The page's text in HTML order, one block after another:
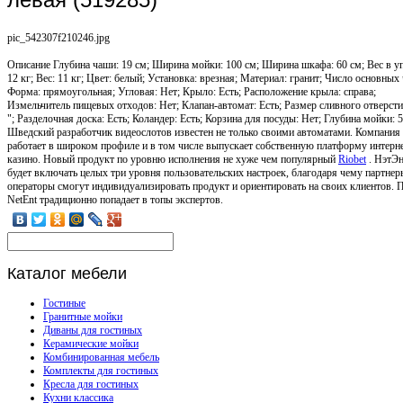
pic_542307f210246.jpg
Описание Глубина чаши: 19 см; Ширина мойки: 100 см; Ширина шкафа: 60 см; Вес в
12 кг; Вес: 11 кг; Цвет: белый; Установка: врезная; Материал: гранит; Число
Форма: прямоугольная; Угловая: Нет; Крыло: Есть; Расположение крыла: справа;
Измельчитель пищевых отходов: Нет; Клапан-автомат: Есть; Размер сливного
"; Разделочная доска: Есть; Коландер: Есть; Корзина для посуды: Нет; Глубина мойки:
Шведский разработчик видеослотов известен не только своими автоматами. Компания
работает в широком профиле и в том числе выпускает собственную платформу
казино. Новый продукт по уровню исполнения не хуже чем популярный Riobet .
будет включать целых три уровня пользовательских настроек, благодаря чему
операторы смогут индивидуализировать продукт и ориентировать на своих клиентов.
NetEnt традиционно попадает в топы экспертов.
Каталог мебели
Гостиные
Гранитные мойки
Диваны для гостиных
Керамические мойки
Комбинированная мебель
Комплекты для гостиных
Кресла для гостиных
Кухни классика